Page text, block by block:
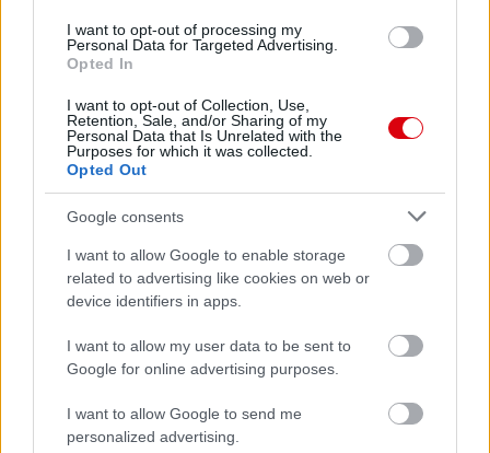
I want to opt-out of processing my
Personal Data for Targeted Advertising.
Opted In
I want to opt-out of Collection, Use,
Retention, Sale, and/or Sharing of my
Personal Data that Is Unrelated with the
Purposes for which it was collected.
Opted Out
Google consents
I want to allow Google to enable storage
related to advertising like cookies on web or
device identifiers in apps.
I want to allow my user data to be sent to
Google for online advertising purposes.
I want to allow Google to send me
personalized advertising.
Leeds Unitedvs Manchester United2026-08-12 20:30
AC MilanvsManchester United2026-08-15 18:00
ELŐZŐ MÉRKŐZÉSEK
Támogatás
Támogasd adományoddal
a ManUtdFanatics.hu működését!